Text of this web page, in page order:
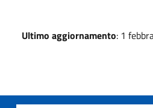
Ultimo aggiornamento: 1